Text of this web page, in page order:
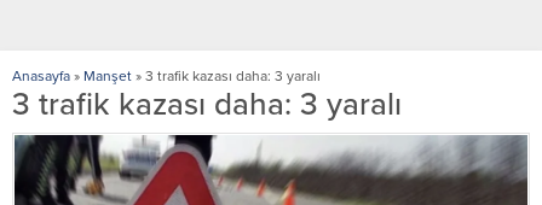
Anasayfa » Manşet » 3 trafik kazası daha: 3 yaralı
3 trafik kazası daha: 3 yaralı